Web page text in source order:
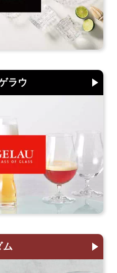
ラウ
ム